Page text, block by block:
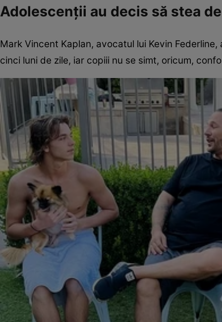
Adolescenții au decis să stea
Mark Vincent Kaplan, avocatul lui Kevin
cinci luni de zile, iar copiii nu se simt, oricum,